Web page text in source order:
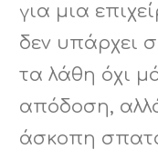
για μια
δεν υπάρχει
τα λάθη όχι
απόδοση,
άσκοπη